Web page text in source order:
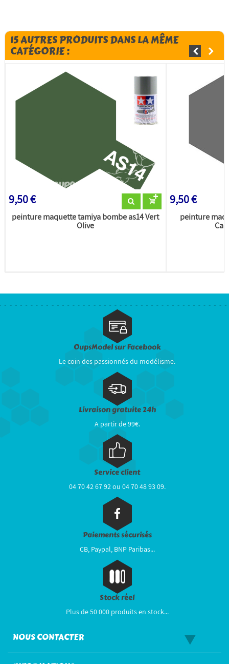
15 AUTRES PRODUITS DANS LA MÊME
CATÉGORIE :
9,50 €
peinture maquette tamiya bombe as14 Vert
Olive
9,50 €
peinture
OupsModel sur Facebook
Le coin des passionnés du modélisme.
Livraison gratuite 24h
A partir de 99€.
Service client
04 70 42 67 92 ou 04 70 48 93 09.
Paiements sécurisés
CB, Paypal, BNP Paribas...
Stock réel
Plus de 50 000 produits en stock...
NOUS CONTACTER